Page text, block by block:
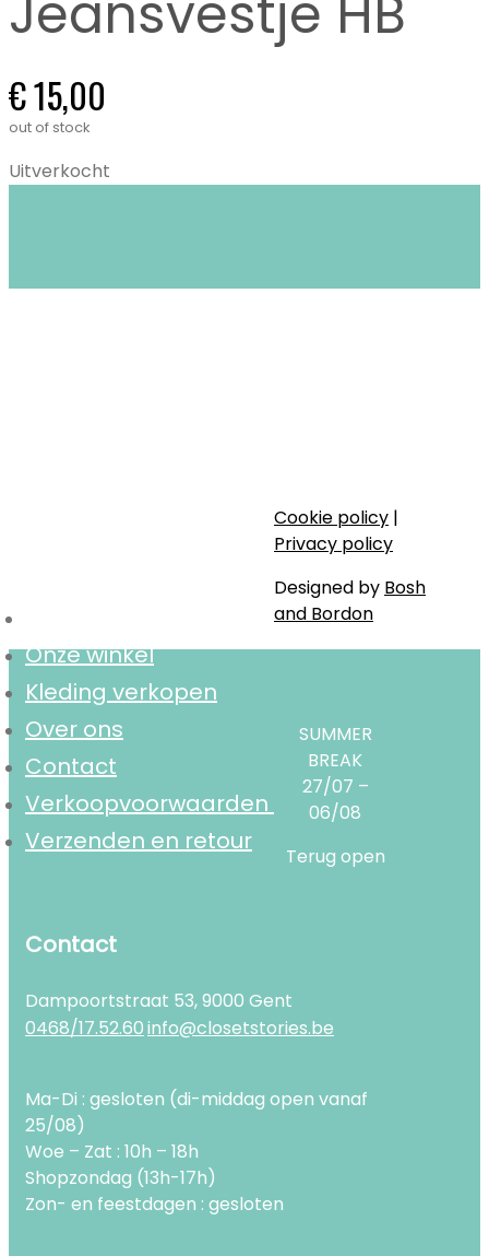
Jeansvestje HB
€15,00
out of stock
Uitverkocht
Onze winkel
Kleding verkopen
Over ons
Contact
Verkoopvoorwaarden
Verzenden en retour
Contact
Dampoortstraat 53, 9000 Gent
0468/17.52.60info@closetstories.be
Ma-Di : gesloten (di-middag open vanaf
25/08)
Woe – Zat : 10h – 18h
Shopzondag (13h-17h)
Zon- en feestdagen : gesloten
Cookie policy |
Privacy policy
Designed by Bosh
and Bordon
SUMMER
BREAK
27/07 –
06/08
Terug open